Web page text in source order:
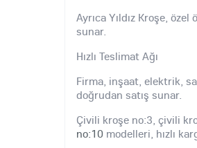
Ayrıca Yıldız Kroşe,
sunar.
Hızlı Teslimat Ağı
Firma, inşaat, elektrik,
doğrudan satış sunar.
Çivili kroşe no:3, çivili
no:10 modelleri, hızlı